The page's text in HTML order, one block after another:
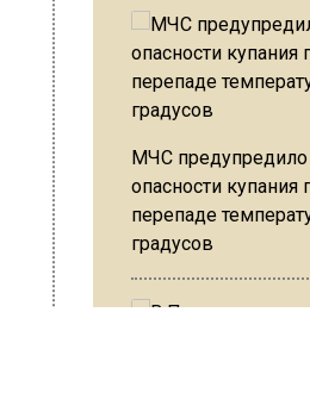
МЧС предупредило
опасности купания
перепаде
градусов